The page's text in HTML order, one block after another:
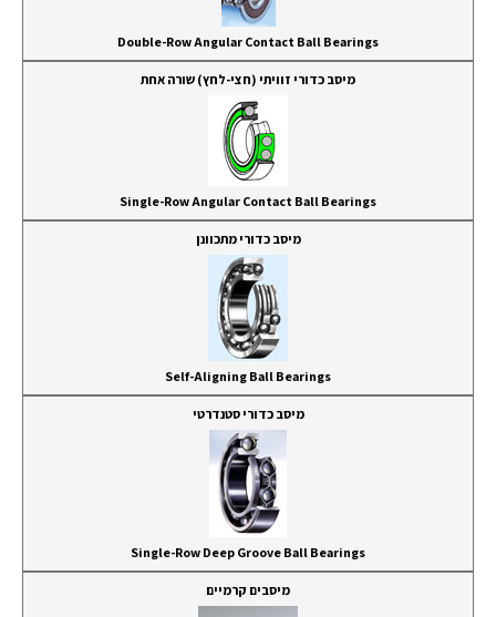
Double-Row Angular Contact Ball Bearings
מיסב כדורי זוויתי (חצי-לחץ) שורה אחת
Single-Row Angular Contact Ball Bearings
מיסב כדורי מתכוונן
Self-Aligning Ball Bearings
מיסב כדורי סטנדרטי
Single-Row Deep Groove Ball Bearings
מיסבים קרמיים